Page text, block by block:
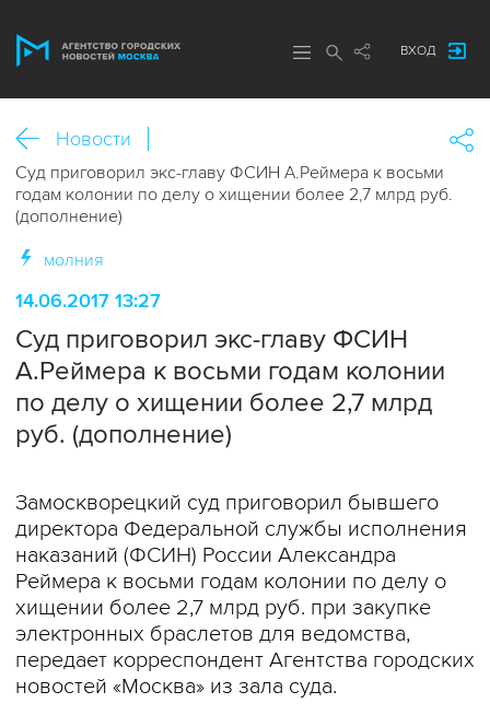
ВХОД
Новости
Суд приговорил экс-главу ФСИН А.Реймера к восьми
годам колонии по делу о хищении более 2,7 млрд руб.
(дополнение)
молния
14.06.2017 13:27
Суд приговорил экс-главу ФСИН
А.Реймера к восьми годам колонии
по делу о хищении более 2,7 млрд
руб. (дополнение)
Замоскворецкий суд приговорил бывшего
директора Федеральной службы исполнения
наказаний (ФСИН) России Александра
Реймера к восьми годам колонии по делу о
хищении более 2,7 млрд руб. при закупке
электронных браслетов для ведомства,
передает корреспондент Агентства городских
новостей «Москва» из зала суда.